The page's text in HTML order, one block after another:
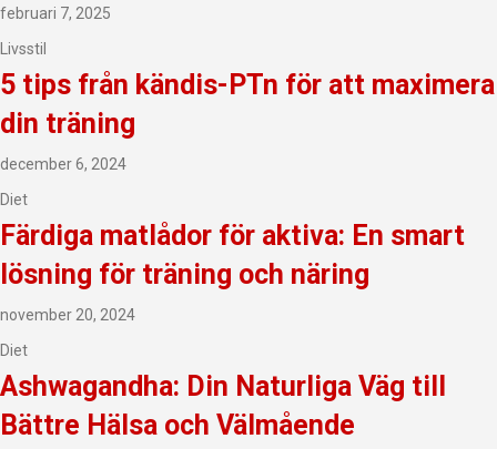
februari 7, 2025
Livsstil
5 tips från kändis-PTn för att maximera
din träning
december 6, 2024
Diet
Färdiga matlådor för aktiva: En smart
lösning för träning och näring
november 20, 2024
Diet
Ashwagandha: Din Naturliga Väg till
Bättre Hälsa och Välmående